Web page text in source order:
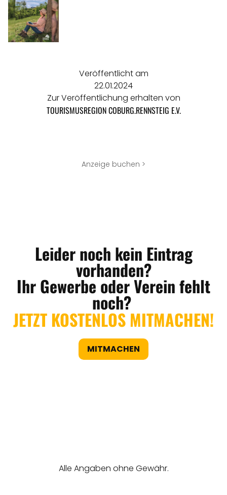
Veröffentlicht am
22.01.2024
Zur Veröffentlichung erhalten von
TOURISMUSREGION COBURG.RENNSTEIG E.V.
Anzeige buchen >
Leider noch kein Eintrag
vorhanden?
Ihr Gewerbe oder Verein fehlt
noch?
JETZT KOSTENLOS MITMACHEN!
MITMACHEN